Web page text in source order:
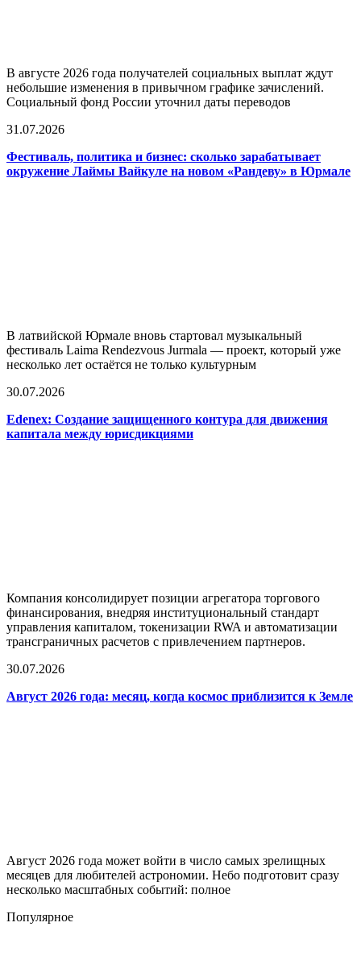
В августе 2026 года получателей социальных выплат ждут
небольшие изменения в привычном графике зачислений.
Социальный фонд России уточнил даты переводов
31.07.2026
Фестиваль, политика и бизнес: сколько зарабатывает
окружение Лаймы Вайкуле на новом «Рандеву» в Юрмале
В латвийской Юрмале вновь стартовал музыкальный
фестиваль Laima Rendezvous Jurmala — проект, который уже
несколько лет остаётся не только культурным
30.07.2026
Edenex: Создание защищенного контура для движения
капитала между юрисдикциями
Компания консолидирует позиции агрегатора торгового
финансирования, внедряя институциональный стандарт
управления капиталом, токенизации RWA и автоматизации
трансграничных расчетов с привлечением партнеров.
30.07.2026
Август 2026 года: месяц, когда космос приблизится к Земле
Август 2026 года может войти в число самых зрелищных
месяцев для любителей астрономии. Небо подготовит сразу
несколько масштабных событий: полное
Популярное